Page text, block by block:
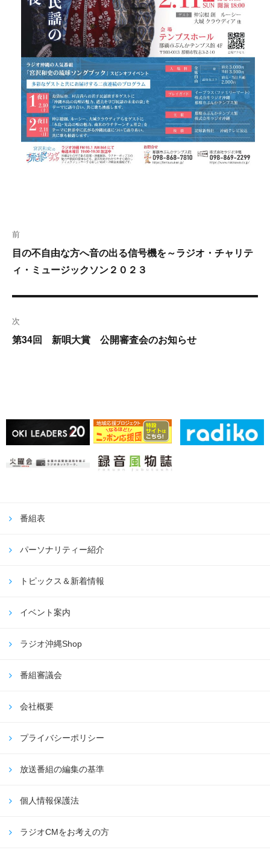
稿
ナ
ビ
シ
ョ
前
過
去
稿:
目の不自由な方へ音の出る信号機を～ラジオ・チャリテ
ィ・ミュージックソン２０２３
次
次
第34回 新唄大賞 公開審査会のお知らせ
番組表
パーソナリティー紹介
トピックス＆新着情報
イベント案内
ラジオ沖縄Shop
番組審議会
会社概要
プライバシーポリシー
放送番組の編集の基準
個人情報保護法
ラジオCMをお考えの方